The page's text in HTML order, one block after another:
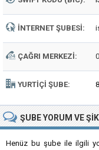
İNTERNET ŞUBESI:
ÇAĞRI MERKEZI:
YURTIÇI ŞUBE:
ŞUBEYORUM VE
Henüz bu şube ile ilgili